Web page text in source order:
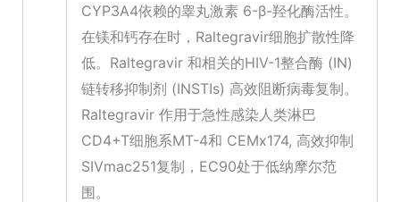
CYP3A4依赖的睾丸激素 6-β-羟化酶活性。
在镁和钙存在时，Raltegravir细胞扩散性降
低。Raltegravir 和相关的HIV-1整合酶 (IN)
链转移抑制剂 (INSTIs) 高效阻断病毒复制。
Raltegravir 作用于急性感染人类淋巴
CD4+T细胞系MT-4和 CEMx174, 高效抑制
SIVmac251复制，EC90处于低纳摩尔范
围。